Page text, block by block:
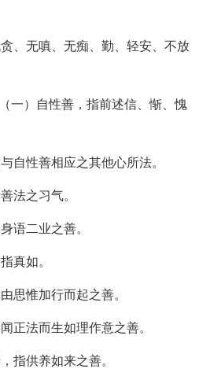
、无嗔、无痴、勤、轻安、不放
）自性善，指前述信、惭、愧
自性善相应之其他心所法。
法之习气。
语二业之善。
真如。
思惟加行而起之善。
正法而生如理作意之善。
指供养如来之善。